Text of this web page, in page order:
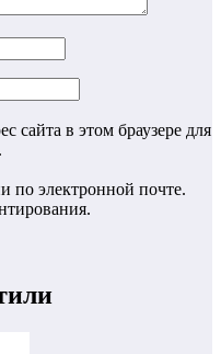
сайта в этом браузере для
по электронной почте.